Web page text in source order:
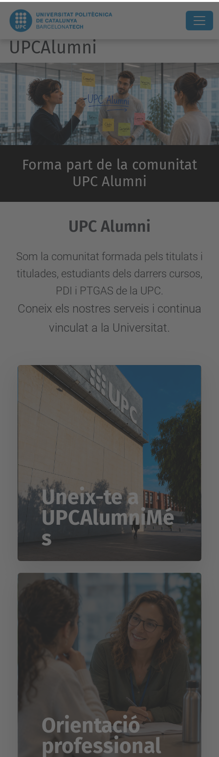
Forma part de la comunitat
UPC Alumni
UPCAlumni
UPC Alumni
Som la comunitat formada pels titulats i
titulades, estudiants dels darrers cursos,
PDI i PTGAS de la UPC.
Coneix els nostres serveis i continua
vinculat a la Universitat.
Uneix-te a
UPCAlumniMé
s
Orientació
professional